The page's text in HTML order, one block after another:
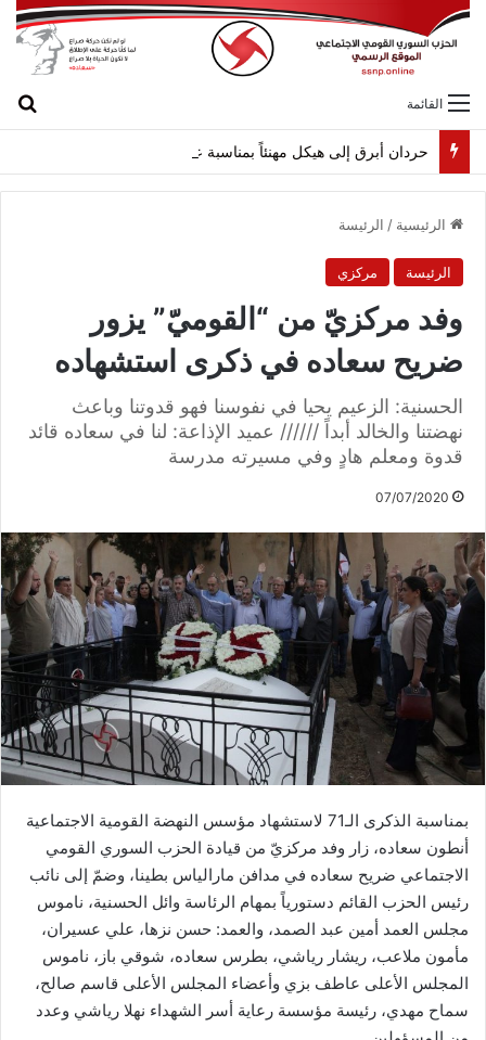
القائمة
حردان أبرق إلى هيكل مهنئاً بمناسبة عيد الجيش
الرئيسية / الرئيسة
الرئيسة مركزي
وفد مركزيّ من “القوميّ” يزور
ضريح سعاده في ذكرى استشهاده
الحسنية: الزعيم يحيا في نفوسنا فهو قدوتنا وباعث
نهضتنا والخالد أبداً ////// عميد الإذاعة: لنا في سعاده قائد
قدوة ومعلم هادٍ وفي مسيرته مدرسة
07/07/2020
بمناسبة الذكرى الـ71 لاستشهاد مؤسس النهضة القومية الاجتماعية
أنطون سعاده، زار وفد مركزيّ من قيادة الحزب السوري القومي
الاجتماعي ضريح سعاده في مدافن مارالياس بطينا، وضمّ إلى نائب
رئيس الحزب القائم دستورياً بمهام الرئاسة وائل الحسنية، ناموس
مجلس العمد أمين عبد الصمد، والعمد: حسن نزها، علي عسيران،
مأمون ملاعب، ريشار رياشي، بطرس سعاده، شوقي باز، ناموس
المجلس الأعلى عاطف بزي وأعضاء المجلس الأعلى قاسم صالح،
سماح مهدي، رئيسة مؤسسة رعاية أسر الشهداء نهلا رياشي وعدد